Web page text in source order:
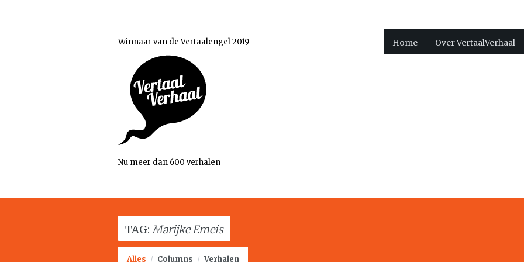
Winnaar van de Vertaalengel 2019
Nu meer dan 600 verhalen
Home Over VertaalVerhaal
TAG: Marijke Emeis
Alles / Columns / Verhalen